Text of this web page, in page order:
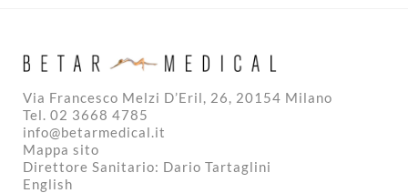
Via Francesco Melzi D’Eril, 26, 20154 Milano
Tel. 02 3668 4785
info@betarmedical.it
Mappa sito
Direttore Sanitario: Dario Tartaglini
English